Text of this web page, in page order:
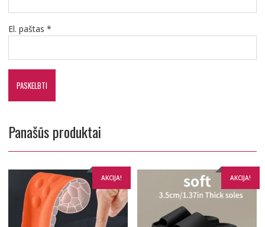
El. paštas *
Panašūs produktai
AKCIJA! AKCIJA!